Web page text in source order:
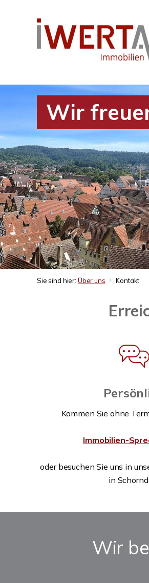
Wir
Sie sind hier: Über uns Kontakt
Kommen Sie ohne
Immobilien-
oder besuchen Sie uns in
in
Wir